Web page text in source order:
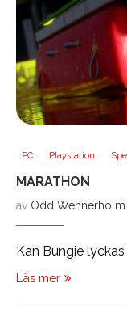
PC Playstation
MARATHON
av Odd Wennerholm
Kan Bungie
Läs mer